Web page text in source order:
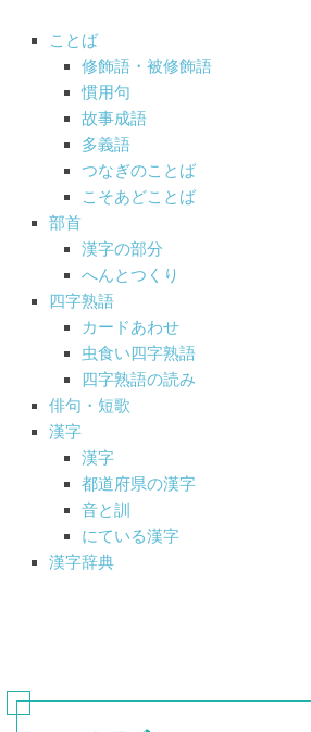
ことば
修飾語・被修飾語
慣用句
故事成語
多義語
つなぎのことば
こそあどことば
部首
漢字の部分
へんとつくり
四字熟語
カードあわせ
虫食い四字熟語
四字熟語の読み
俳句・短歌
漢字
漢字
都道府県の漢字
音と訓
にている漢字
漢字辞典